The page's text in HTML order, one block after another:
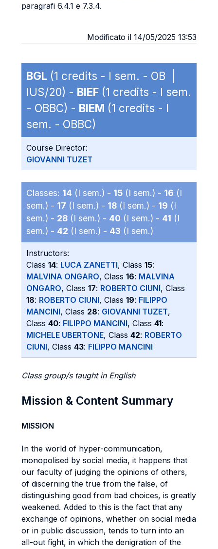
paragrafi 6.4.1 e 7.3.4.
Modificato il 14/05/2025 13:53
BGL (1 credits - I sem. - OB |
IUS/20) - BIEF (1 credits - I sem.
- OBBC) - BIEM (1 credits - I
sem. - OBBC)
Course Director:
GIOVANNI TUZET
Classes: 14 (I sem.) - 15 (I sem.) - 16 (I
sem.) - 17 (I sem.) - 18 (I sem.) - 19 (I
sem.) - 28 (I sem.) - 40 (I sem.) - 41 (I
sem.) - 42 (I sem.) - 43 (I sem.)
Instructors:
Class 14: LUCA ZANETTI, Class 15:
MALVINA ONGARO, Class 16: MALVINA
ONGARO, Class 17: ROBERTO CIUNI, Class
18: ROBERTO CIUNI, Class 19: FILIPPO
MANCINI, Class 28: GIOVANNI TUZET,
Class 40: FILIPPO MANCINI, Class 41:
MICHELE UBERTONE, Class 42: ROBERTO
CIUNI, Class 43: FILIPPO MANCINI
Class group/s taught in English
Mission & Content Summary
MISSION
In the world of hyper-communication,
monopolised by social media, it happens that
our faculty of judging the opinions of others,
of discerning the true from the false, of
distinguishing good from bad choices, is greatly
weakened. Added to this is the fact that any
exchange of opinions, whether on social media
or in public discussion, tends to turn into an
all-out fight, in which the denigration of the